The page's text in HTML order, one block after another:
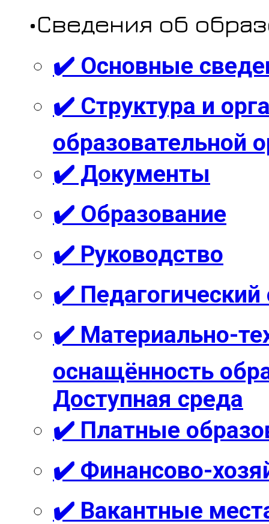
•Сведения об
✔️ Основные
✔️ Структура и
образовательной
✔️ Документы
✔️ Образование
✔️ Руководство
✔️ Педагогический
✔️ Материально-
оснащённость
Доступная среда
✔️ Платные
✔️ Финансово-
✔️ Вакантные